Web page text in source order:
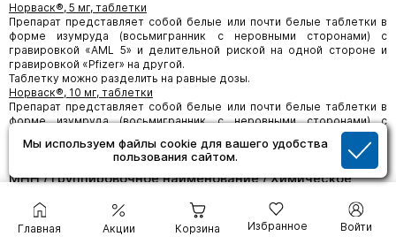
Мы используем файлы cookie для вашего удобства
пользования сайтом.
Главная Акции Корзина Избранное Войти
Норваск®, 5 мг, таблетки
Препарат представляет собой белые или почти белые таблетки в
форме изумруда (восьмигранник с неровными сторонами) с
гравировкой «AML 5» и делительной риской на одной стороне и
гравировкой «Pfizer» на другой.
Таблетку можно разделить на равные дозы.
Норваск®, 10 мг, таблетки
Препарат представляет собой белые или почти белые таблетки в
форме изумруда (восьмигранник с неровными сторонами) с
гравировкой «AML-10» на одной стороне и гравировкой «Pfizer» на
другой.
МНН / Группировочное наименование / Химическое
амлодипин.